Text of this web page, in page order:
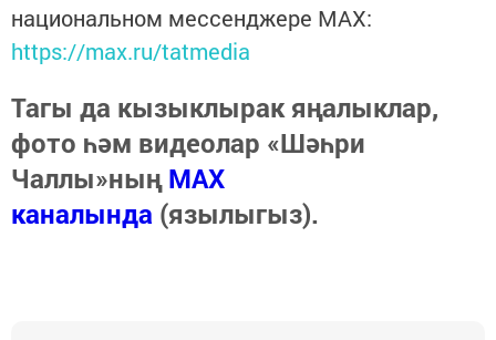
национальном мессенджере MАХ:
https://max.ru/tatmedia
Тагы да кызыклырак яңалыклар,
фото һәм видеолар «Шәһри
Чаллы»ныңMAX
каналында (язылыгыз).